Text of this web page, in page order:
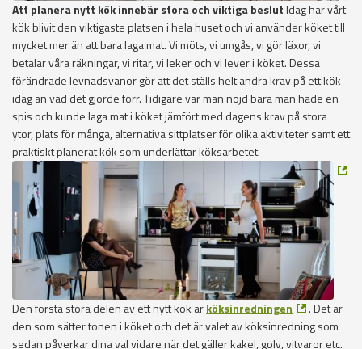
Att planera nytt kök innebär stora och viktiga beslutIdag har vårt
kök blivit den viktigaste platsen i hela huset och vi använder köket till
mycket mer än att bara laga mat. Vi möts, vi umgås, vi gör läxor, vi
betalar våra räkningar, vi ritar, vi leker och vi lever i köket. Dessa
förändrade levnadsvanor gör att det ställs helt andra krav på ett kök
idag än vad det gjorde förr. Tidigare var man nöjd bara man hade en
spis och kunde laga mat i köket jämfört med dagens krav på stora
ytor, plats för många, alternativa sittplatser för olika aktiviteter samt ett
praktiskt planerat kök som underlättar köksarbetet.
Den första stora delen av ett nytt kök ärköksinredningen
. Det är
den som sätter tonen i köket och det är valet av köksinredning som
sedan påverkar dina val vidare när det gäller kakel, golv, vitvaror etc.